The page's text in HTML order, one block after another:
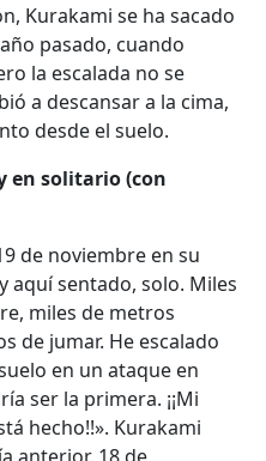
Kurakami se ha sacado
pasado, cuando
la escalada no se
a descansar a la cima,
desde el suelo.
en solitario (con
de noviembre en su
aquí sentado, solo. Miles
miles de metros
de jumar. He escalado
en un ataque en
ser la primera. ¡¡Mi
hecho!!». Kurakami